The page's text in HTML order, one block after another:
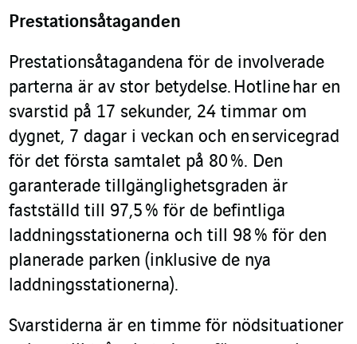
Prestationsåtaganden
Prestationsåtagandena för de involverade
parterna är av stor betydelse. Hotline har en
svarstid på 17 sekunder, 24 timmar om
dygnet, 7 dagar i veckan och en servicegrad
för det första samtalet på 80 %. Den
garanterade tillgänglighetsgraden är
fastställd till 97,5 % för de befintliga
laddningsstationerna och till 98 % för den
planerade parken (inklusive de nya
laddningsstationerna).
Svarstiderna är en timme för nödsituationer